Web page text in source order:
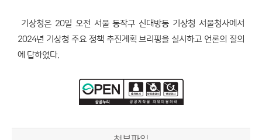
기상청은 20일 오전 서울 동작구 신대방동 기상청 서울청사에서
2024년 기상청 주요 정책 추진계획 브리핑을 실시하고 언론의 질의
에 답하였다.